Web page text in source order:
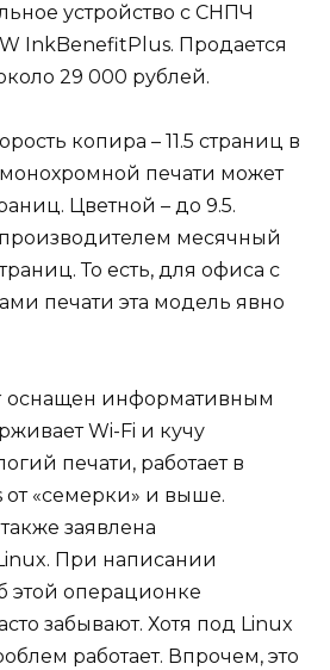
устройство с СНПЧ
InkBenefitPlus. Продается
29 000 рублей.
копира – 11.5 страниц в
печати может
Цветной – до 9.5.
месячный
То есть, для офиса с
печати эта модель явно
оснащен информативным
Wi-Fi и кучу
печати, работает в
от «семерки» и выше.
заявлена
При написании
операционке
забывают. Хотя под Linux
работает. Впрочем, это